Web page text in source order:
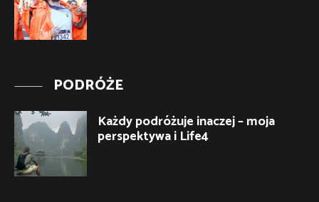
PODRÓŻE
Każdy podróżuje inaczej – moja
perspektywa i Life4